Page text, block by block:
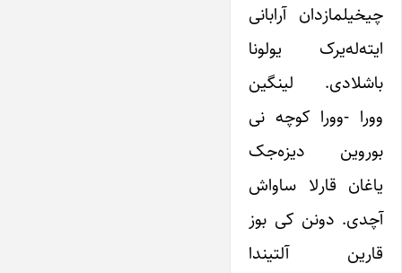
چیخیلمازدان آرابانی
ایته‌له‌یرک یولونا
باشلادی. لینگین
وورا -وورا کوچه نی
بوروین دیزه‌جک
یاغان قارلا ساواش
آچدی. دونن کی بوز
قارین آلتیندا